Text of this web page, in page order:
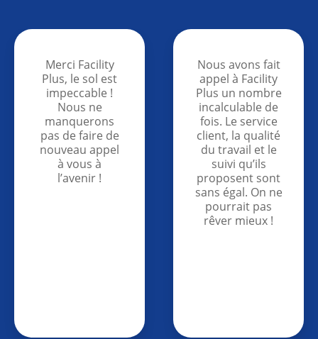
Nous avons fait
appel à Facility
Plus un nombre
incalculable de
fois. Le service
client, la qualité
du travail et le
suivi qu’ils
proposent sont
Nous sommes
extrêmement
satisfaits de
Facility Plus et
des services
que vous
fournissez. Nous
avons hâte de
travailler encore
plus avec vous à
l’avenir !